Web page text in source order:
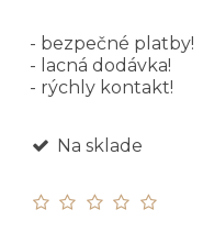
- bezpečné platby!
- lacná dodávka!
- rýchly kontakt!
Na sklade